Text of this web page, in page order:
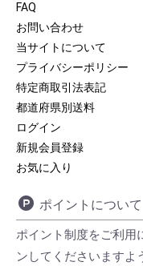
FAQ
お問い合わせ
当サイトについて
プライバシーポリシー
特定商取引法表記
都道府県別送料
ログイン
新規会員登録
お気に入り
ポイントについて
ポイント制度をご利用
ンしてくださいますよ